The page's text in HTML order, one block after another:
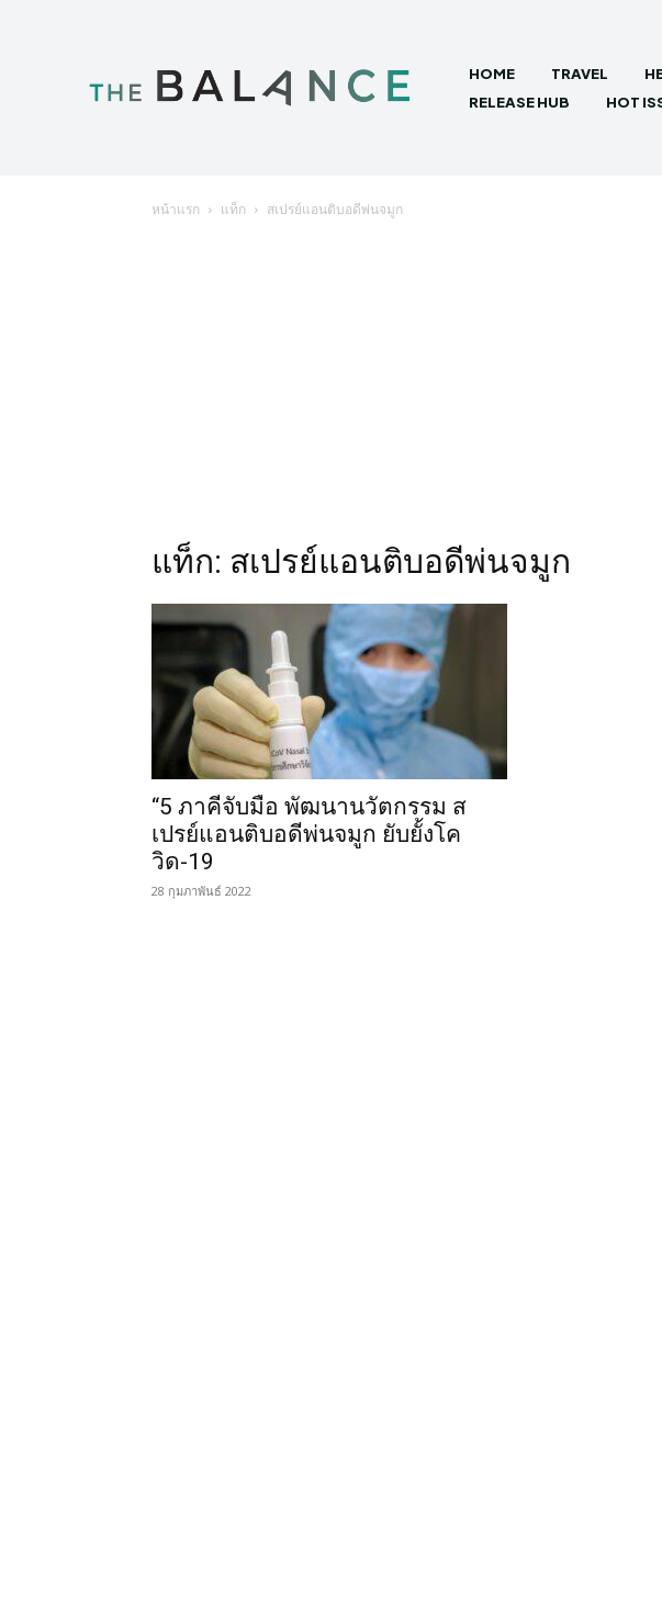
HOME TRAVEL
RELEASE HUB
HOT
หน้าแรก แท็ก สเปรย์แอนติบอดีพ่นจมูก
แท็ก: สเปรย์แอนติบอดีพ่นจมูก
“5 ภาคีจับมือ พัฒนานวัตกรรม ส
เปรย์แอนติบอดีพ่นจมูก ยับยั้งโค
วิด-19
28 กุมภาพันธ์ 2022